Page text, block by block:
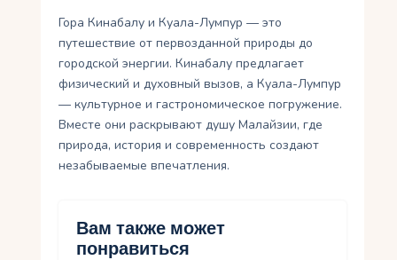
Гора Кинабалу и Куала-Лумпур — это
путешествие от первозданной природы до
городской энергии. Кинабалу предлагает
физический и духовный вызов, а Куала-Лумпур
— культурное и гастрономическое погружение.
Вместе они раскрывают душу Малайзии, где
природа, история и современность создают
незабываемые впечатления.
Вам также может
понравиться